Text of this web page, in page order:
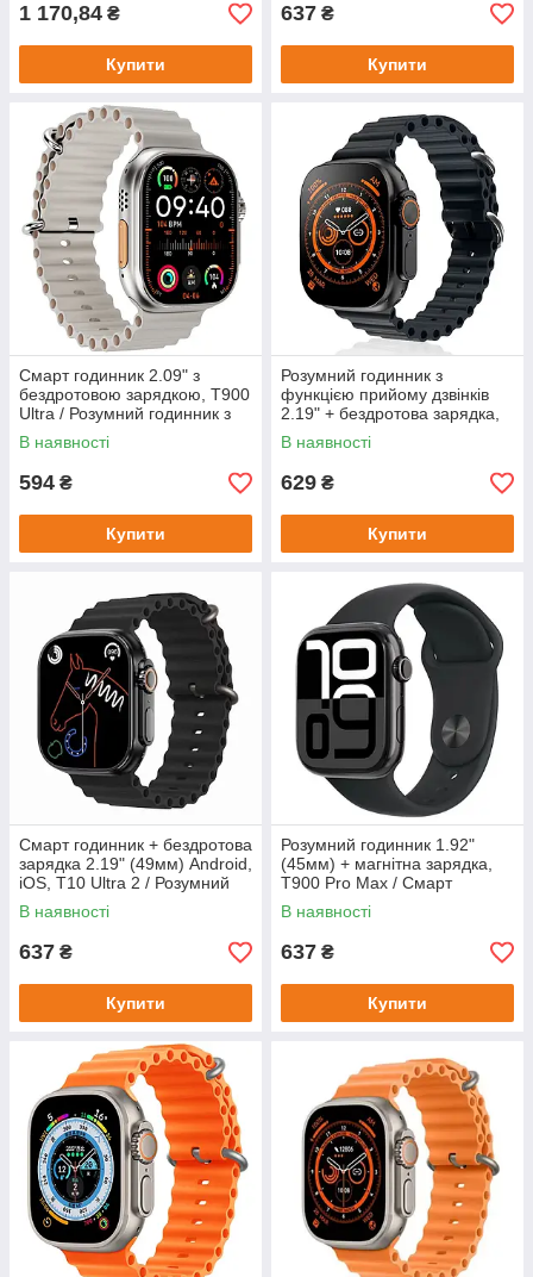
1 170,84 ₴
Купити
637 ₴
Купити
Смарт годинник 2.09" з
бездротовою зарядкою, T900
Ultra / Розумний годинник з
функцією дзвінка / Наручний
годинник смарт
В наявності
594 ₴
Купити
Розумний годинник з
функцією прийому дзвінків
2.19" + бездротова зарядка,
T900 Ultra 2 / Смарт-
годинник / Наручний
В наявності
629 ₴
Купити
Смарт годинник + бездротова
зарядка 2.19" (49мм) Android,
iOS, T10 Ultra 2 / Розумний
смарт-годинник / Наручний
годинник
В наявності
637 ₴
Купити
Розумний годинник 1.92"
(45мм) + магнітна зарядка,
T900 Pro Max / Смарт
годинник на руку / Наручний
годинник смарт
В наявності
637 ₴
Купити